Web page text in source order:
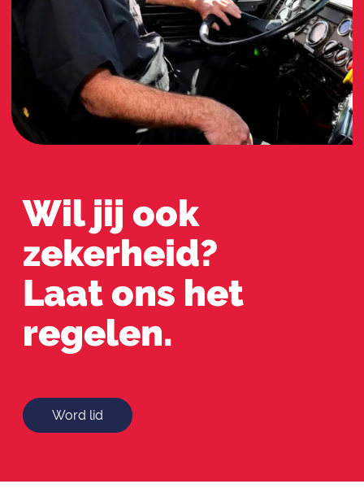
Wil jij ook
zekerheid?
Laat ons het
regelen.
Word lid